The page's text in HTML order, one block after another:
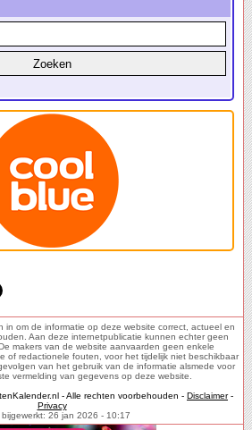
in om de informatie op deze website correct, actueel en
Aan deze internetpublicatie kunnen echter geen
makers van de website aanvaarden geen enkele
of redactionele fouten, voor het tijdelijk niet beschikbaar
van het gebruik van de informatie alsmede voor
vermelding van gegevens op deze website.
- Alle rechten voorbehouden - Disclaimer-
Privacy
26 jan 2026 - 10:17